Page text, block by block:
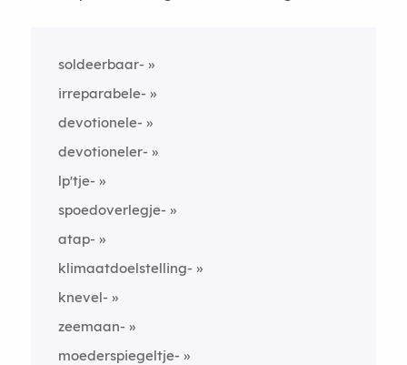
soldeerbaar-
irreparabele-
devotionele-
devotioneler-
lp'tje-
spoedoverlegje-
atap-
klimaatdoelstelling-
knevel-
zeemaan-
moederspiegeltje-